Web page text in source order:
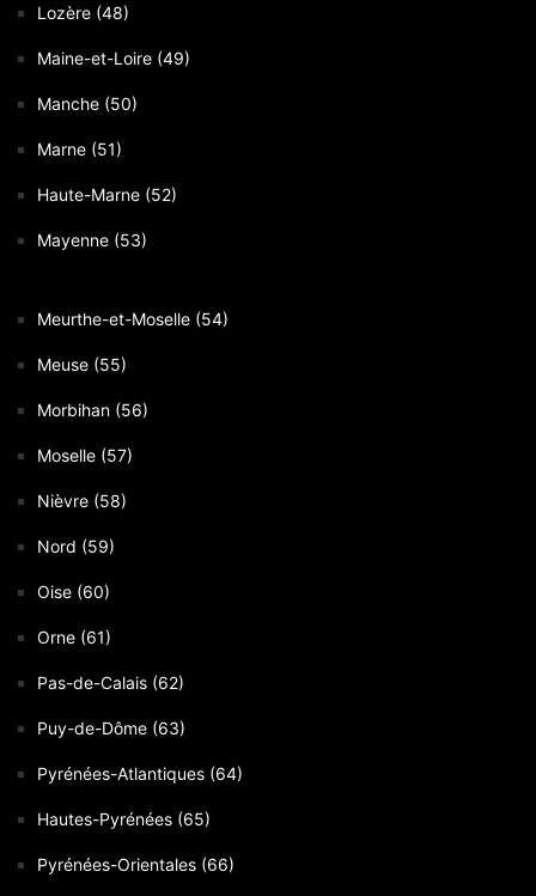
Lozère (48)
Maine-et-Loire (49)
Manche (50)
Marne (51)
Haute-Marne (52)
Mayenne (53)
Meurthe-et-Moselle (54)
Meuse (55)
Morbihan (56)
Moselle (57)
Nièvre (58)
Nord (59)
Oise (60)
Orne (61)
Pas-de-Calais (62)
Puy-de-Dôme (63)
Pyrénées-Atlantiques (64)
Hautes-Pyrénées (65)
Pyrénées-Orientales (66)